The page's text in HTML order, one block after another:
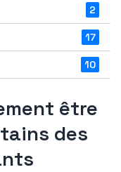
2
17
10
être
des